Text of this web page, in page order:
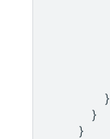
}
}
}